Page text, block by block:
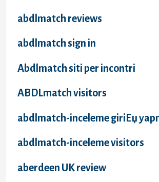
abdlmatch reviews
abdlmatch sign in
Abdlmatch siti per incontri
ABDLmatch visitors
abdlmatch-inceleme giriЕџ
abdlmatch-inceleme visitors
aberdeen UK review